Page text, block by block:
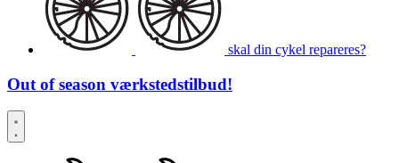
skal din cykel repareres?
Out of season værkstedstilbud!